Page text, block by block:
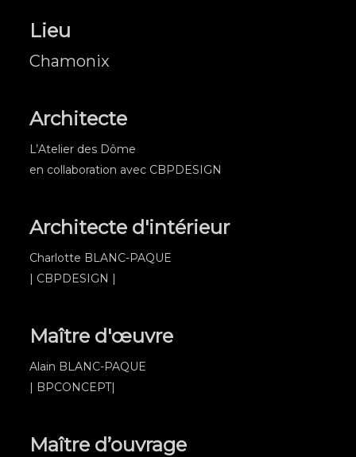
Lieu
Chamonix
Architecte
L’Atelier des Dôme
en collaboration avec CBPDESIGN
Architecte d'intérieur
Charlotte BLANC-PAQUE
| CBPDESIGN |
Maître d'œuvre
Alain BLANC-PAQUE
| BPCONCEPT|
Maître d’ouvrage